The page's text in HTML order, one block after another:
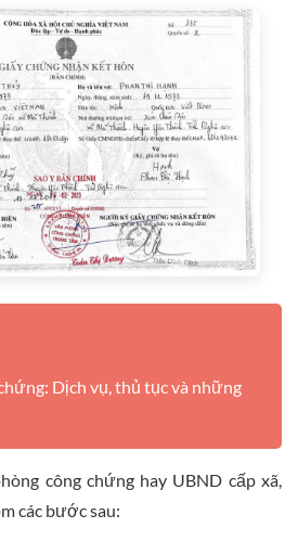
Dịch vụ, thủ tục và những
công chứng hay UBND cấp xã,
các bước sau: